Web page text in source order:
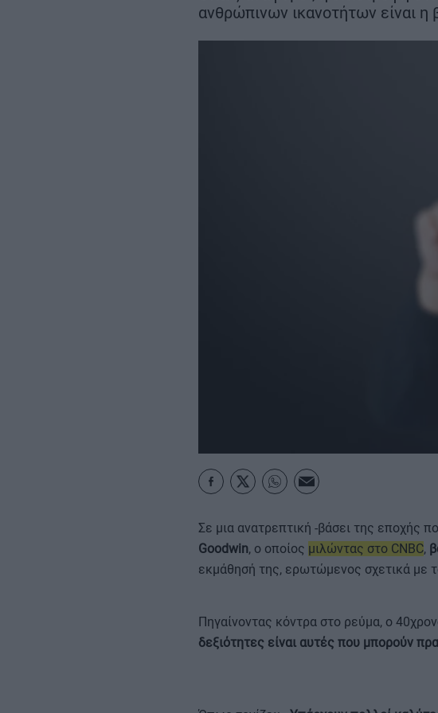
ευρώ – Ο σχεδιασμός έως τοανθρώπινων ικανοτήτων είναι η
Σε μια ανατρεπτική -βάσει της εποχής
Goodwin, ο οποίος μιλώντας στο CNBC,
εκμάθησή της, ερωτώμενος σχετικά με
Πηγαίνοντας κόντρα στο ρεύμα, ο
δεξιότητες είναι αυτές που μπορούν